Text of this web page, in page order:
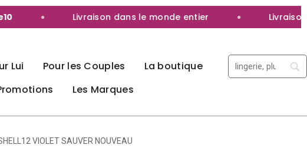
Livraison dans le monde entier Livraison
Lui Pour les Couples
La boutique
Les Marques
VIOLET SAUVER NOUVEAU